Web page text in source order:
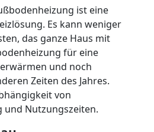
ist eine
Es kann weniger
das ganze Haus mit
für eine
und noch
Zeiten des Jahres.
von
und Nutzungszeiten.